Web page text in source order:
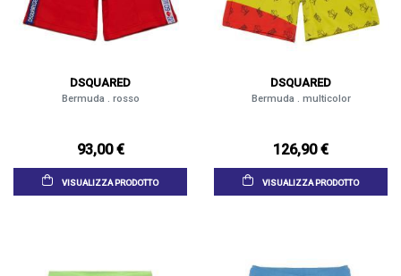
DSQUARED
Bermuda . rosso
93,00 €
VISUALIZZA PRODOTTO
DSQUARED
Bermuda . multicolor
126,90 €
VISUALIZZA PRODOTTO